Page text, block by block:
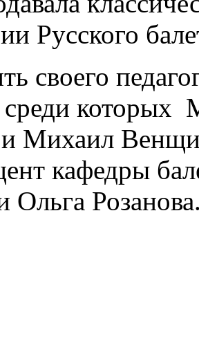
Русского
своего
среди
Михаил
кафедры
Ольга